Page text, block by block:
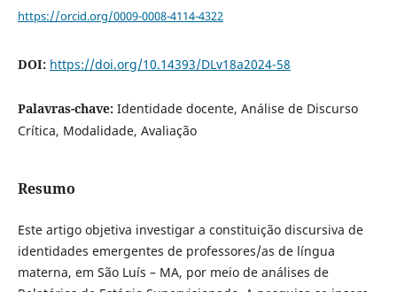
https://orcid.org/0009-0008-4114-4322
DOI: https://doi.org/10.14393/DLv18a2024-58
Palavras-chave: Identidade docente, Análise de Discurso
Crítica, Modalidade, Avaliação
Resumo
Este artigo objetiva investigar a constituição discursiva de
identidades emergentes de professores/as de língua
materna, em São Luís – MA, por meio de análises de